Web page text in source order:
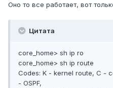
Оно то все работает, вот
Цитата
core_home> sh ip ro
core_home> sh ip route
Codes: K - kernel route, C -
- OSPF,